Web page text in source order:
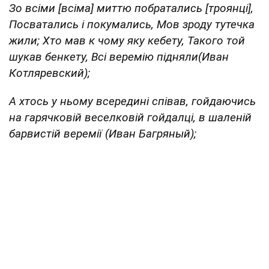
Зо всіми [всіма] миттю побратались [троянці],
Посватались і покумались, Мов зроду тутечка
жили; Хто мав к чому яку кебету, Такого той
шукав бенкету, Всі веремію підняли(Иван
Котляревский);
А хтось у ньому всередині співав, гойдаючись
на гарячковій веселковій гойдалці, в шаленій
барвистій веремії (Иван Багряный);